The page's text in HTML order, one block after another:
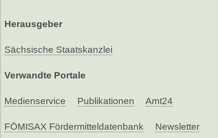
Herausgeber
Sächsische Staatskanzlei
Verwandte Portale
Medienservice Publikationen Amt24
FÖMISAX Fördermitteldatenbank Newsletter